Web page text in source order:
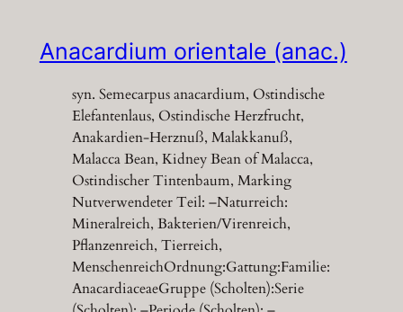
Anacardium orientale (anac.)
syn. Semecarpus anacardium, Ostindische
Elefantenlaus, Ostindische Herzfrucht,
Anakardien-Herznuß, Malakkanuß,
Malacca Bean, Kidney Bean of Malacca,
Ostindischer Tintenbaum, Marking
Nutverwendeter Teil: –Naturreich:
Mineralreich, Bakterien/Virenreich,
Pflanzenreich, Tierreich,
MenschenreichOrdnung:Gattung:Familie:
AnacardiaceaeGruppe (Scholten):Serie